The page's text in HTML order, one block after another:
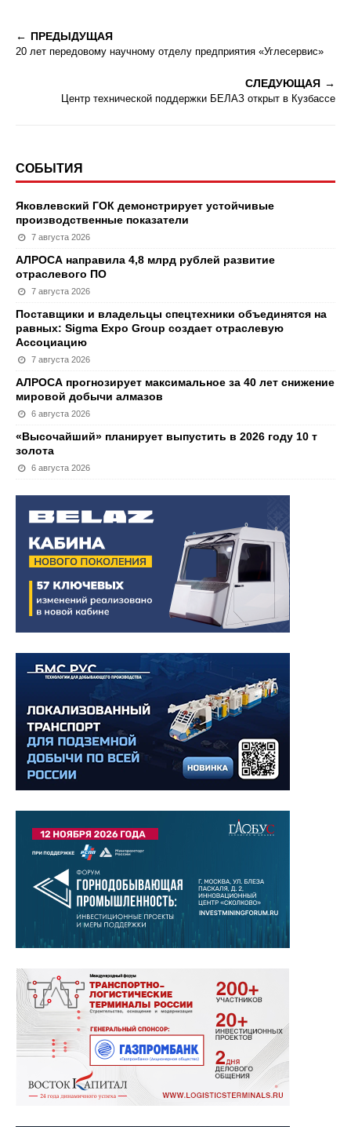
ПРЕДЫДУЩАЯ
20 лет передовому научному отделу предприятия «Углесервис»
СЛЕДУЮЩАЯ
Центр технической поддержки БЕЛАЗ открыт в Кузбассе
СОБЫТИЯ
Яковлевский ГОК демонстрирует устойчивые
производственные показатели
7 августа 2026
АЛРОСА направила 4,8 млрд рублей развитие
отраслевого ПО
7 августа 2026
Поставщики и владельцы спецтехники объединятся на
равных: Sigma Expo Group создает отраслевую
Ассоциацию
7 августа 2026
АЛРОСА прогнозирует максимальное за 40 лет снижение
мировой добычи алмазов
6 августа 2026
«Высочайший» планирует выпустить в 2026 году 10 т
золота
6 августа 2026